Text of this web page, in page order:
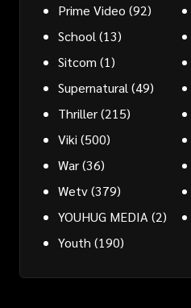
Prime Video (92)
School (13)
Sitcom (1)
Supernatural (49)
Thriller(215)
Viki (500)
War(36)
Wetv(379)
YOUHUG MEDIA (2)
Youth (190)